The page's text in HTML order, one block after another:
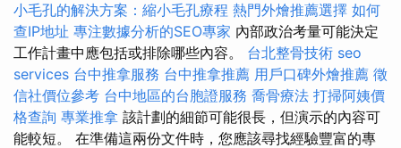
小毛孔的解決方案：縮小毛孔療程 熱門外燴推薦選擇 如何
查IP地址 專注數據分析的SEO專家 內部政治考量可能決定
工作計畫中應包括或排除哪些內容。 台北整骨技術 seo
services 台中推拿服務 台中推拿推薦 用戶口碑外燴推薦 徵
信社價位參考 台中地區的台胞證服務 喬骨療法 打掃阿姨價
格查詢 專業推拿 該計劃的細節可能很長，但演示的內容可
能較短。 在準備這兩份文件時，您應該尋找經驗豐富的專